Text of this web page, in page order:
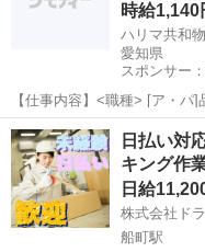
時給1,140
ハリマ共和
愛知県
スポンサー
【仕事内容】<職種> [ア・パ]
流その他 <雇用形態> アルバ
円～ 交通費:一部支給 規定あ
庫内での軽...
アルバイト・パート
日払い対
キング作
日給
株式会社ド
船町駅